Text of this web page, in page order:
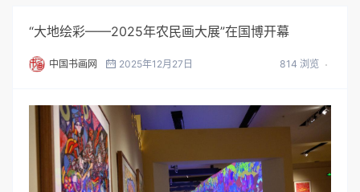
“大地绘彩——2025年农民画大展”在国博开幕
中国书画网 2025年12月27日 814 浏览